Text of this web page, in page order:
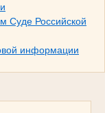
Суде Российской
информации